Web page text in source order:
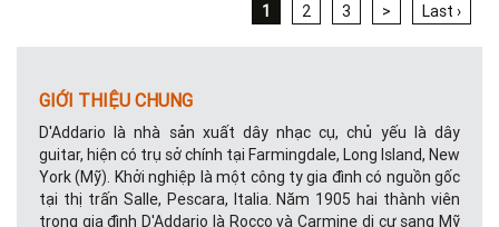
1 2 3 > Last ›
GIỚI THIỆU CHUNG
D'Addario là nhà sản xuất dây nhạc cụ, chủ yếu là dây
guitar, hiện có trụ sở chính tại Farmingdale, Long Island, New
York (Mỹ). Khởi nghiệp là một công ty gia đình có nguồn gốc
tại thị trấn Salle, Pescara, Italia. Năm 1905 hai thành viên
trong gia đình D'Addario là Rocco và Carmine di cư sang Mỹ